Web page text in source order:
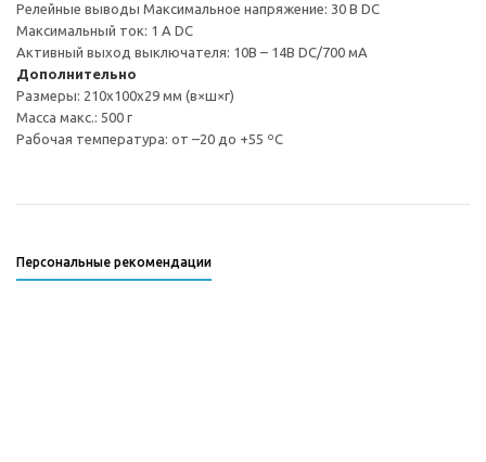
Релейные выводы Максимальное напряжение: 30 В DC
Максимальный ток: 1 A DC
Активный выход выключателя: 10В – 14В DC/700 мА
Дополнительно
Размеры: 210x100x29 мм (в×ш×г)
Масса макс.: 500 г
Рабочая температура: от –20 до +55 ºC
Персональные рекомендации